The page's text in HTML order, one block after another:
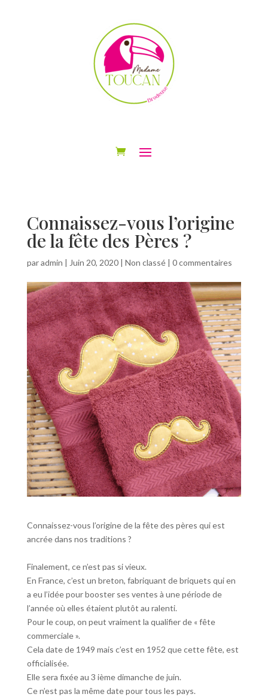
Connaissez-vous l’origine
de la fête des Pères ?
paradmin | Juin 20, 2020| Non classé| 0 commentaires
Connaissez-vous l’origine de la fête des pères qui est
ancrée dans nos traditions ?
Finalement, ce n’est pas si vieux.
En France, c’est un breton, fabriquant de briquets qui en
a eu l’idée pour booster ses ventes à une période de
l’année où elles étaient plutôt au ralenti.
Pour le coup, on peut vraiment la qualifier de « fête
commerciale ».
Cela date de 1949 mais c’est en 1952 que cette fête, est
officialisée.
Elle sera fixée au 3 ième dimanche de juin.
Ce n’est pas la même date pour tous les pays.